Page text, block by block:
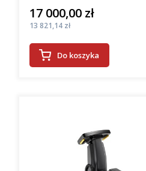
Cena
17 000,00 zł
Cena
13 821,14 zł
Do koszyka